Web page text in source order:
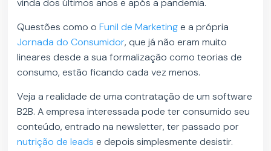
vinda dos últimos anos e após a pandemia.
Questões como oFunil de Marketinge a própria
Jornada do Consumidor, que já não eram muito
lineares desde a sua formalização como teorias de
consumo, estão ficando cada vez menos.
Veja a realidade de uma contratação de um software
B2B. A empresa interessada pode ter consumido seu
conteúdo, entrado na newsletter, ter passado por
nutrição de leads e depois simplesmente desistir.